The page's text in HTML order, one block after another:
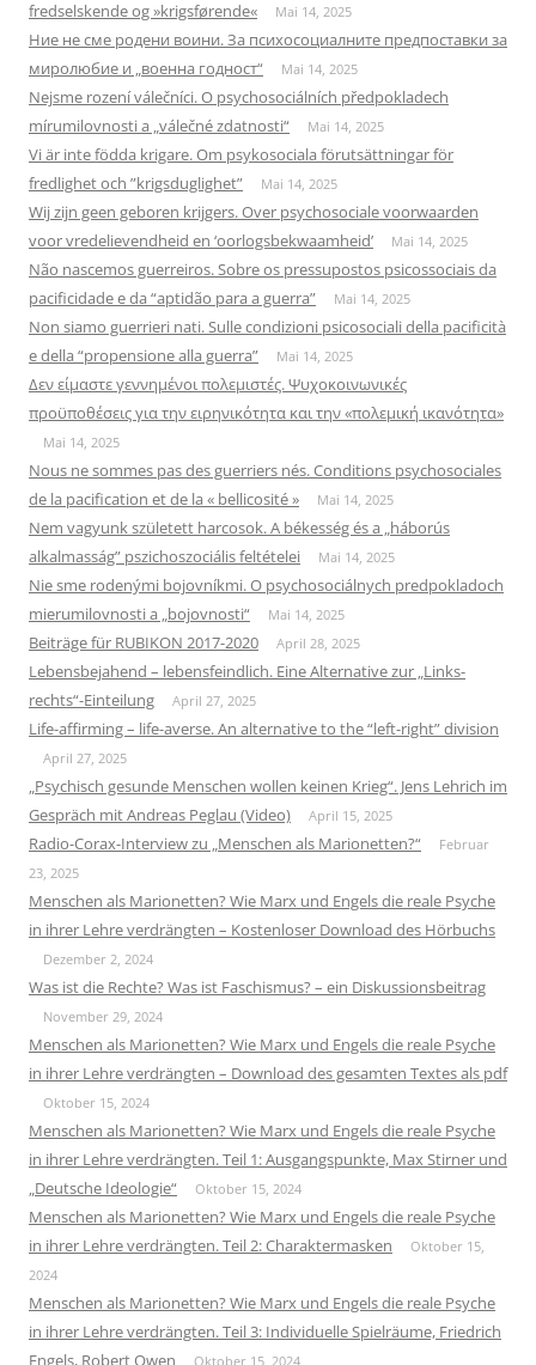
fredselskende og »krigsførende«
Mai 14, 2025
Ние не сме родени воини. За психосоциалните предпоставки за
миролюбие и „военна годност“
Mai 14, 2025
Nejsme rození válečníci. O psychosociálních předpokladech
mírumilovnosti a „válečné zdatnosti“
Mai 14, 2025
Vi är inte födda krigare. Om psykosociala förutsättningar för
fredlighet och ”krigsduglighet”
Mai 14, 2025
Wij zijn geen geboren krijgers. Over psychosociale voorwaarden
voor vredelievendheid en ‘oorlogsbekwaamheid’
Mai 14, 2025
Não nascemos guerreiros. Sobre os pressupostos psicossociais da
pacificidade e da “aptidão para a guerra”
Mai 14, 2025
Non siamo guerrieri nati. Sulle condizioni psicosociali della pacificità
e della “propensione alla guerra”
Mai 14, 2025
Δεν είμαστε γεννημένοι πολεμιστές. Ψυχοκοινωνικές
προϋποθέσεις για την ειρηνικότητα και την «πολεμική ικανότητα»
Mai 14, 2025
Nous ne sommes pas des guerriers nés. Conditions psychosociales
de la pacification et de la « bellicosité »
Mai 14, 2025
Nem vagyunk született harcosok. A békesség és a „háborús
alkalmasság” pszichoszociális feltételei
Mai 14, 2025
Nie sme rodenými bojovníkmi. O psychosociálnych predpokladoch
mierumilovnosti a „bojovnosti“
Mai 14, 2025
Beiträge für RUBIKON 2017-2020 April 28, 2025
Lebensbejahend – lebensfeindlich. Eine Alternative zur „Links-
rechts“-Einteilung
April 27, 2025
Life-affirming – life-averse. An alternative to the “left-right” division
April 27, 2025
„Psychisch gesunde Menschen wollen keinen Krieg“. Jens Lehrich im
Gespräch mit Andreas Peglau (Video)
April 15, 2025
Radio-Corax-Interview zu „Menschen als Marionetten?“
Februar
23, 2025
Menschen als Marionetten? Wie Marx und Engels die reale Psyche
in ihrer Lehre verdrängten – Kostenloser Download des Hörbuchs
Dezember 2, 2024
Was ist die Rechte? Was ist Faschismus? – ein Diskussionsbeitrag
November 29, 2024
Menschen als Marionetten? Wie Marx und Engels die reale Psyche
in ihrer Lehre verdrängten – Download des gesamten Textes als pdf
Oktober 15, 2024
Menschen als Marionetten? Wie Marx und Engels die reale Psyche
in ihrer Lehre verdrängten. Teil 1: Ausgangspunkte, Max Stirner und
„Deutsche Ideologie“
Oktober 15, 2024
Menschen als Marionetten? Wie Marx und Engels die reale Psyche
in ihrer Lehre verdrängten. Teil 2: Charaktermasken
Oktober 15,
2024
Menschen als Marionetten? Wie Marx und Engels die reale Psyche
in ihrer Lehre verdrängten. Teil 3: Individuelle Spielräume, Friedrich
Oktober 15, 2024